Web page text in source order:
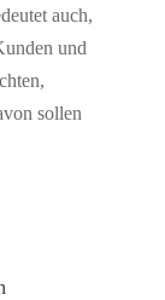
auch,
und
sollen